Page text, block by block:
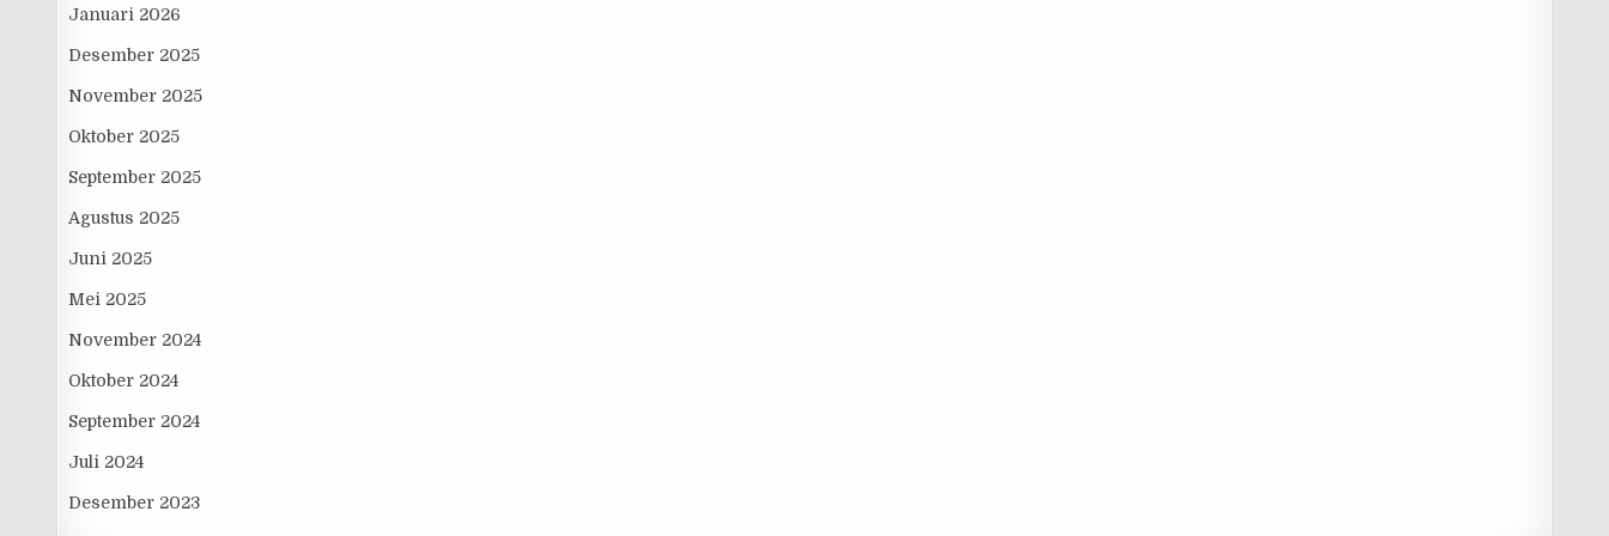
Januari 2026
Desember 2025
November 2025
Oktober 2025
September 2025
Agustus 2025
Juni 2025
Mei 2025
November 2024
Oktober 2024
September 2024
Juli 2024
Desember 2023